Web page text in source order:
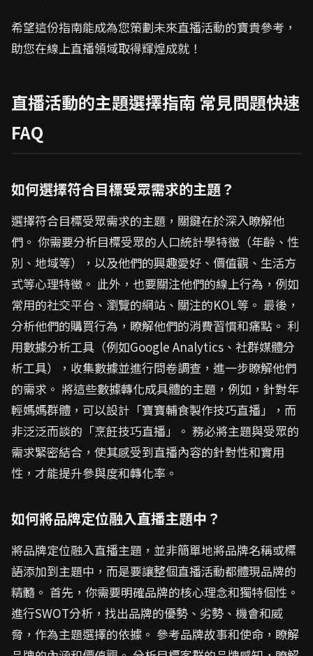
希望這份指南能成為您策劃未來直播活動的寶貴參考，
助您在線上直播領域取得輝煌成就！
直播活動的主題選擇指南 常見問題快速
FAQ
如何選擇符合目標受眾需求的主題？
選擇符合目標受眾需求的主題，關鍵在於深入瞭解他
們。 你需要分析目標受眾的人口統計學特徵（年齡、性
別、地域等），以及他們的興趣愛好、價值觀、生活方
式等心理特徵。 此外，也要關注他們的線上行為，例如
常用的社交平台、瀏覽的網站、關注的KOL等。 最後，
分析他們的購買行為，瞭解他們的消費習慣和痛點。 利
用數據分析工具（例如Google Analytics、社群媒體分
析工具），收集數據並進行問卷調查，進一步瞭解他們
的需求。 將這些數據轉化成具體的主題，例如，針對年
輕媽媽群體，可以設計「寶寶輔食製作技巧直播」，而
非泛泛而談的「烹飪技巧直播」。 務必將主題與受眾的
需求緊密結合，使其感受到直播內容的針對性和實用
性，才能提升參與度和轉化率。
如何將品牌定位融入直播主題中？
將品牌定位融入直播主題，並非簡單地將品牌名稱或標
語添加到主題中，而是要讓整個直播活動都體現品牌的
精髓。 首先，你需要明確品牌的核心理念和獨特個性。
進行SWOT分析，找出品牌的優勢、劣勢、機會和威
脅，作為主題選擇的依據。 參考品牌故事和使命，瞭解